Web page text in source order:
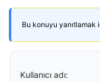
Bu konuyu yanıtlamak
Kullanıcı adı: